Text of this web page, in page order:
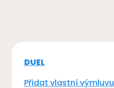
DUEL
Přidat vlastní výmluvu